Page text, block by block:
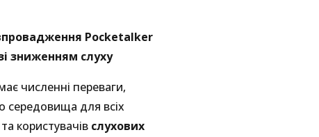
Pocketalker
зниженням слуху
численні переваги,
середовища для всіх
користувачів слухових